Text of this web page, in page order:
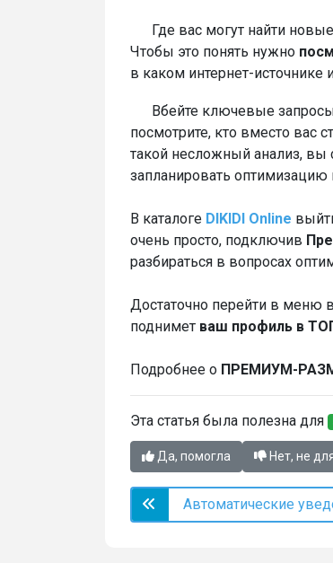
Где вас могут найти
Чтобы это понять нужно
в каком интернет-источнике
Вбейте ключевые запросы
посмотрите, кто вместо вас
такой несложный анализ, вы
запланировать оптимизацию
В каталоге DIKIDI Online
очень просто, подключив П
разбираться в вопросах
Достаточно перейти в меню
поднимет ваш профиль в
Подробнее о ПРЕМИУМ-
Эта статья была полезна для
Да, помогла Нет, не